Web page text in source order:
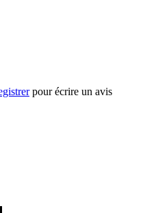
pour écrire un avis